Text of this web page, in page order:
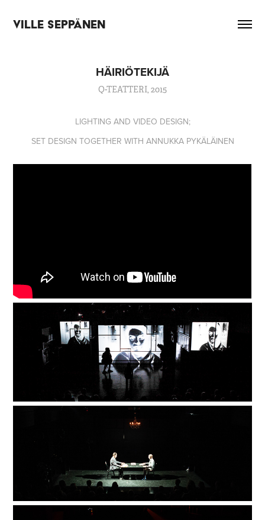
VILLE SEPPÄNEN
HÄIRIÖTEKIJÄ
Q-TEATTERI, 2015
LIGHTING AND VIDEO DESIGN;
SET DESIGN TOGETHER WITH ANNUKKA PYKÄLÄINEN